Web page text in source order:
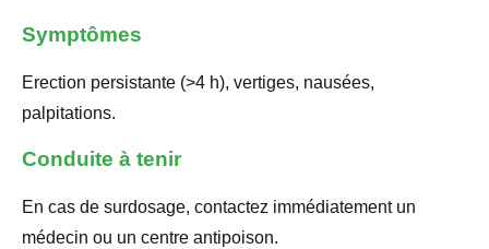
Symptômes
Erection persistante (>4 h), vertiges, nausées,
palpitations.
Conduite à tenir
En cas de surdosage, contactez immédiatement un
médecin ou un centre antipoison.